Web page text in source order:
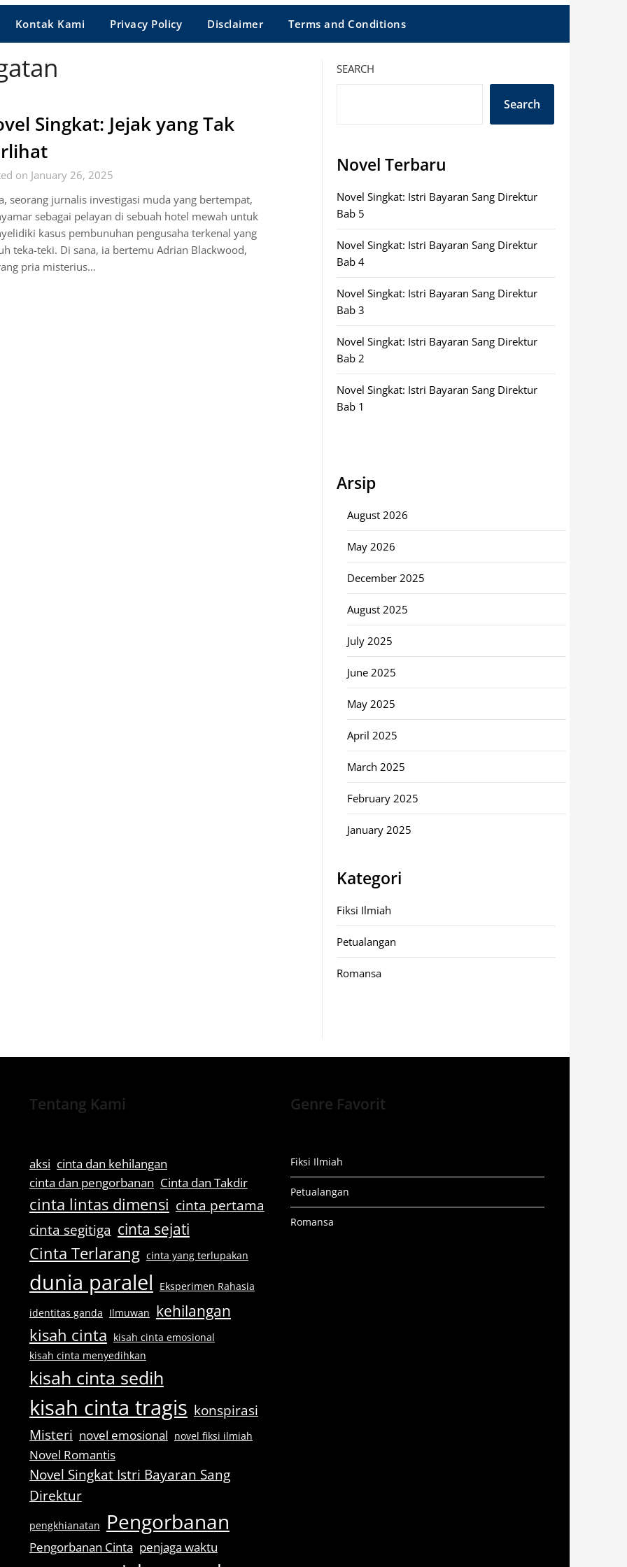
Kontak Kami Privacy Policy Disclaimer Terms and Conditions
Singkat: Jejak yang Tak
on January 26, 2025
seorang jurnalis investigasi muda yang bertempat,
sebagai pelayan di sebuah hotel mewah untuk
kasus pembunuhan pengusaha terkenal yang
teka-teki. Di sana, ia bertemu Adrian Blackwood,
pria misterius…
SEARCH
Search
Novel Terbaru
Novel Singkat: Istri Bayaran Sang Direktur
Bab 5
Novel Singkat: Istri Bayaran Sang Direktur
Bab 4
Novel Singkat: Istri Bayaran Sang Direktur
Bab 3
Novel Singkat: Istri Bayaran Sang Direktur
Bab 2
Novel Singkat: Istri Bayaran Sang Direktur
Bab 1
Arsip
August 2026
May 2026
December 2025
August 2025
July 2025
June 2025
May 2025
April 2025
March 2025
February 2025
January 2025
Kategori
Fiksi Ilmiah
Petualangan
Romansa
Tentang Kami
aksi cinta dan kehilangan
cinta dan pengorbanan Cinta dan Takdir
cinta lintas dimensi cinta pertama
cinta segitiga cinta sejati
Cinta Terlarang cinta yang terlupakan
dunia paralel
Eksperimen Rahasia
identitas ganda Ilmuwan kehilangan
kisah cinta kisah cinta emosional
kisah cinta menyedihkan
kisah cinta sedih
kisah cinta tragis konspirasi
Misteri novel emosional novel fiksi ilmiah
Novel Romantis
Novel Singkat Istri Bayaran Sang
Direktur
pengkhianatan Pengorbanan
Pengorbanan Cinta penjaga waktu
Genre Favorit
Fiksi Ilmiah
Petualangan
Romansa